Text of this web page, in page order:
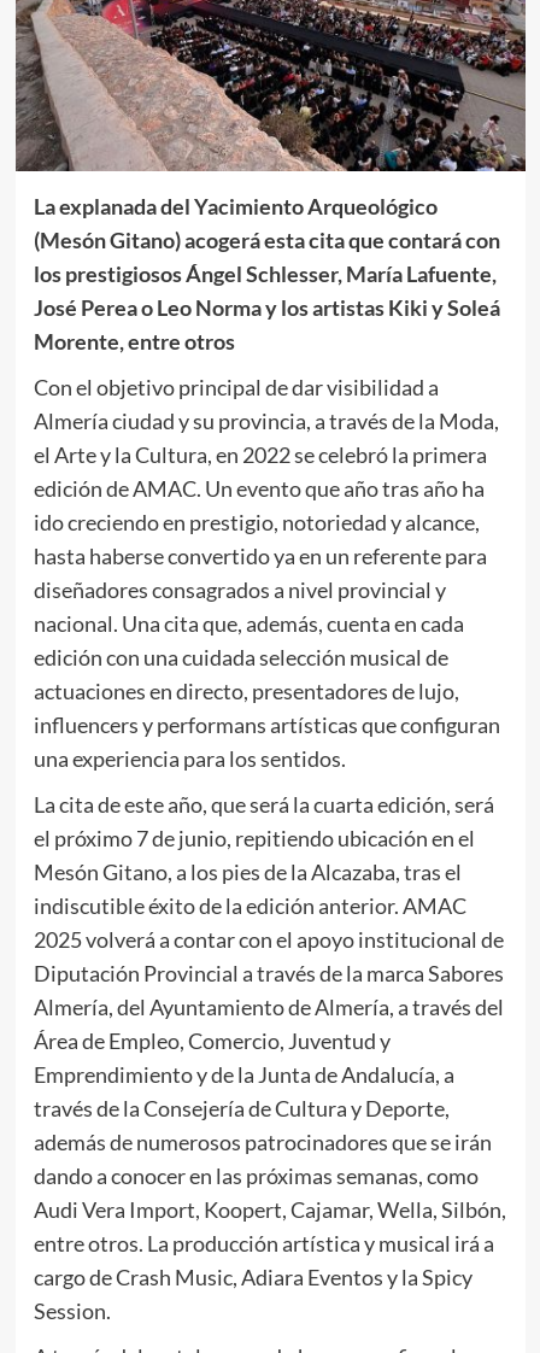
La explanada del Yacimiento Arqueológico
(Mesón Gitano) acogerá esta cita que contará con
los prestigiosos Ángel Schlesser, María Lafuente,
José Perea o Leo Norma y los artistas Kiki y Soleá
Morente, entre otros
Con el objetivo principal de dar visibilidad a
Almería ciudad y su provincia, a través de la Moda,
el Arte y la Cultura, en 2022 se celebró la primera
edición de AMAC. Un evento que año tras año ha
ido creciendo en prestigio, notoriedad y alcance,
hasta haberse convertido ya en un referente para
diseñadores consagrados a nivel provincial y
nacional. Una cita que, además, cuenta en cada
edición con una cuidada selección musical de
actuaciones en directo, presentadores de lujo,
influencers y performans artísticas que configuran
una experiencia para los sentidos.
La cita de este año, que será la cuarta edición, será
el próximo 7 de junio, repitiendo ubicación en el
Mesón Gitano, a los pies de la Alcazaba, tras el
indiscutible éxito de la edición anterior. AMAC
2025 volverá a contar con el apoyo institucional de
Diputación Provincial a través de la marca Sabores
Almería, del Ayuntamiento de Almería, a través del
Área de Empleo, Comercio, Juventud y
Emprendimiento y de la Junta de Andalucía, a
través de la Consejería de Cultura y Deporte,
además de numerosos patrocinadores que se irán
dando a conocer en las próximas semanas, como
Audi Vera Import, Koopert, Cajamar, Wella, Silbón,
entre otros. La producción artística y musical irá a
cargo de Crash Music, Adiara Eventos y la Spicy
Session.